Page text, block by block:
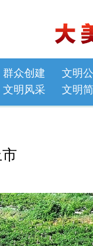
群众创建
文明
文明风采 文明